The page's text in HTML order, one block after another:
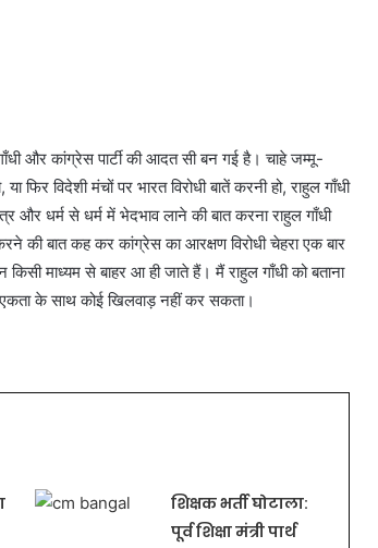
और कांग्रेस पार्टी की आदत सी बन गई है। चाहे जम्मू-
विदेशी मंचों पर भारत विरोधी बातें करनी हो, राहुल गाँधी
और धर्म से धर्म में भेदभाव लाने की बात करना राहुल गाँधी
की बात कह कर कांग्रेस का आरक्षण विरोधी चेहरा एक बार
माध्यम से बाहर आ ही जाते हैं। मैं राहुल गाँधी को बताना
के साथ कोई खिलवाड़ नहीं कर सकता।
शिक्षक भर्ती घोटाला:
पूर्व शिक्षा मंत्री पार्थ